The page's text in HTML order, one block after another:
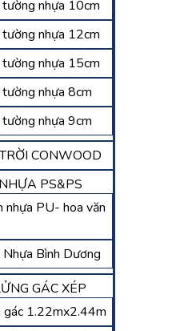
tường nhựa 10cm
tường nhựa 12cm
tường nhựa 15cm
tường nhựa 8cm
tường nhựa 9cm
CONWOOD
PS&PS
nhựa PU- hoa văn
Nhựa Bình Dương
GÁC XÉP
gác 1.22mx2.44m